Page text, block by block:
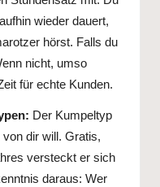
wieder dauert,
hörst. Falls du
nicht, umso
für echte Kunden.
Der Kumpeltyp
dir will. Gratis,
versteckt er sich
daraus: Wer